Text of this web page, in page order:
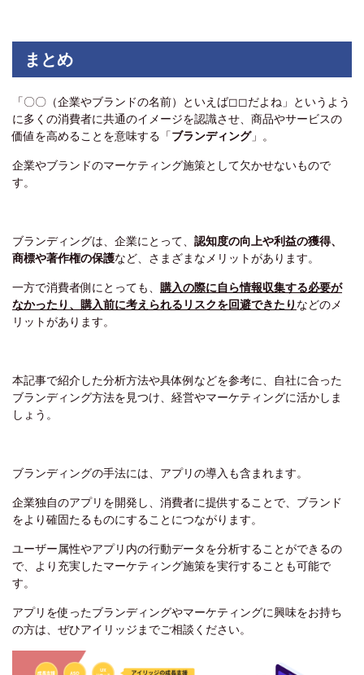
まとめ
「〇〇（企業やブランドの名前）といえば◻◻だよね」というよう
に多くの消費者に共通のイメージを認識させ、商品やサービスの
価値を高めることを意味する「ブランディング」。
企業やブランドのマーケティング施策として欠かせないもので
す。
ブランディングは、企業にとって、 認知度の向上や利益の獲得、
商標や著作権の保護など、さまざまなメリットがあります。
一方で消費者側にとっても、
購入の際に自ら情報収集する必要が
なかったり、購入前に考えられるリスクを回避できたり などのメ
リットがあります。
本記事で紹介した分析方法や具体例などを参考に、自社に合った
ブランディング方法を見つけ、経営やマーケティングに活かしま
しょう。
ブランディングの手法には、アプリの導入も含まれます。
企業独自のアプリを開発し、消費者に提供することで、ブランド
をより確固たるものにすることにつながります。
ユーザー属性やアプリ内の行動データを分析することができるの
で、より充実したマーケティング施策を実行することも可能で
す。
アプリを使ったブランディングやマーケティングに興味をお持ち
の方は、ぜひアイリッジまでご相談ください。